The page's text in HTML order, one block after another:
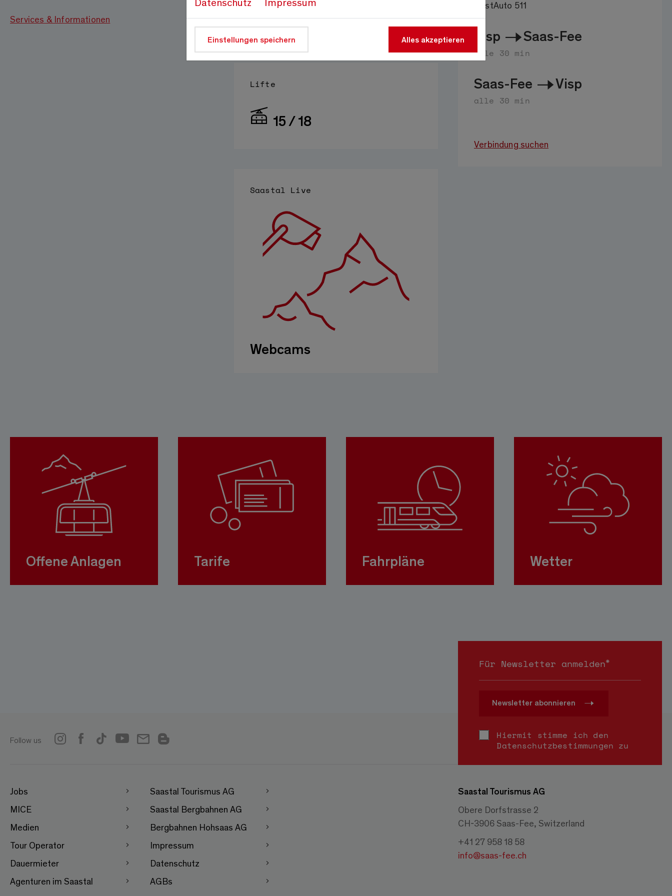
Services & Informationen
PostAuto 511
Visp Saas-Fee
alle 30 min
Saas-Fee Visp
alle 30 min
Verbindung suchen
Lifte
15 / 18
Saastal Live
Webcams
Offene Anlagen Tarife Fahrpläne Wetter
Für Newsletter anmelden*
Newsletter abonnieren
Hiermit stimme ich den
Datenschutzbestimmungen zu
Follow us
Jobs
MICE
Medien
Tour Operator
Dauermieter
Agenturen im Saastal
Saastal Tourismus AG
Saastal Bergbahnen AG
Bergbahnen Hohsaas AG
Impressum
Datenschutz
AGBs
Saastal Tourismus AG
Obere Dorfstrasse 2
CH-3906 Saas-Fee, Switzerland
+41 27 958 18 58
info@saas-fee.ch
Einstellungen speichern Alles akzeptieren